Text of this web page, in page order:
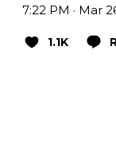
7:22 PM · Mar
1.1K